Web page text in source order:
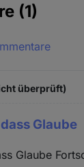
(1)
überprüft)
Glaube
Glaube